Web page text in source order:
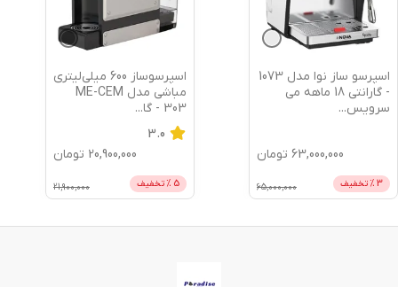
اسپرسوساز 600 میلی‌لیتری
مباشی مدل ME-CEM
303 - گا
20,900,000
5 % تخفیف
اسپرسوساز مباشی مدل
ماهه می س
18,700,000
5 % تخفیف